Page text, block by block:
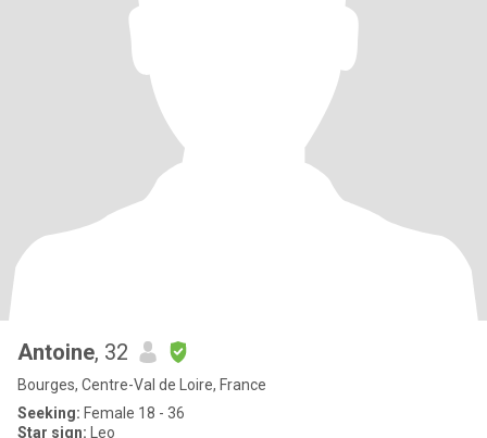
Antoine, 32
Bourges, Centre-Val de Loire, France
Seeking: Female 18 - 36
Star sign: Leo